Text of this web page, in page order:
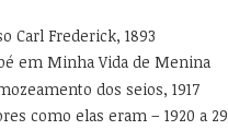
Carl Frederick, 1893
em Minha Vida de Menina
dos seios, 1917
como elas eram – 1920 a 29